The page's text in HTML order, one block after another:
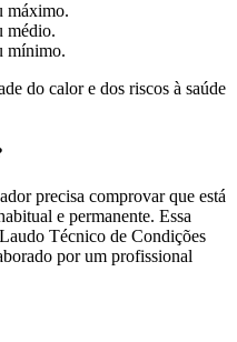
máximo.
médio.
mínimo.
do calor e dos riscos à saúde
precisa comprovar que está
e permanente. Essa
Técnico de Condições
por um profissional